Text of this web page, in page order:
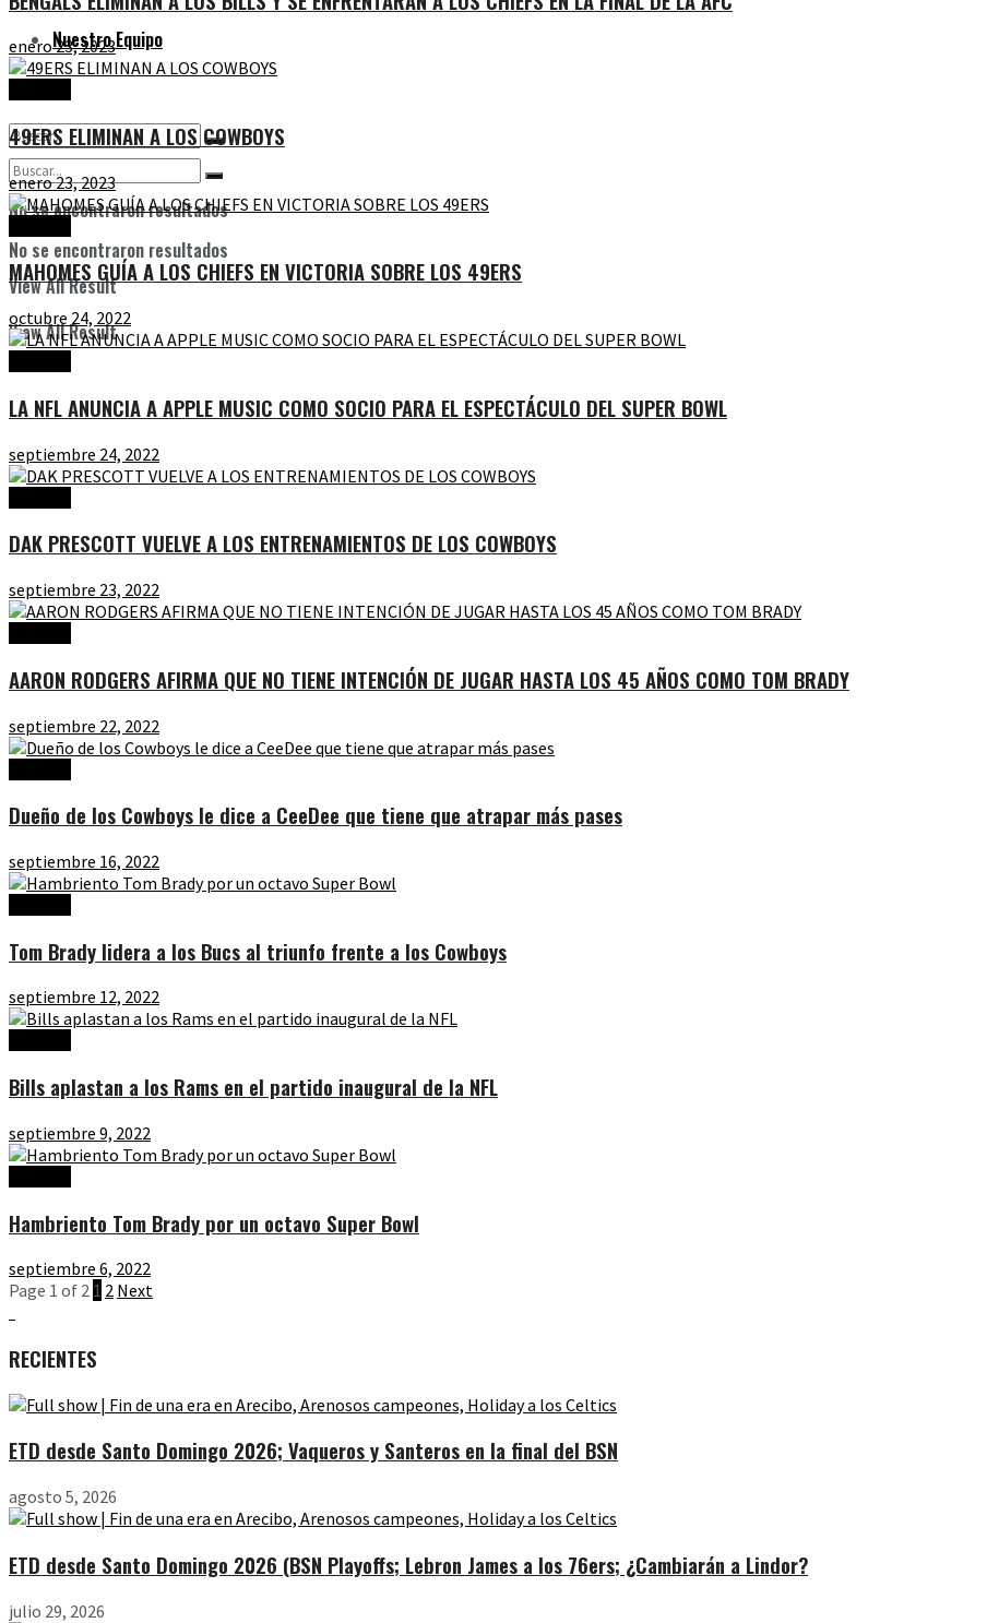
No se encontraron resultados
View All Result
Nuestro Equipo
No se encontraron resultados
View All Result
enero 23, 2023
49ERS ELIMINAN A LOS COWBOYS
enero 23, 2023
MAHOMES GUÍA A LOS CHIEFS EN VICTORIA SOBRE LOS 49ERS
octubre 24, 2022
LA NFL ANUNCIA A APPLE MUSIC COMO SOCIO PARA EL ESPECTÁCULO DEL SUPER BOWL
septiembre 24, 2022
DAK PRESCOTT VUELVE A LOS ENTRENAMIENTOS DE LOS COWBOYS
septiembre 23, 2022
AARON RODGERS AFIRMA QUE NO TIENE INTENCIÓN DE JUGAR HASTA LOS 45 AÑOS COMO TOM BRADY
septiembre 22, 2022
Dueño de los Cowboys le dice a CeeDee que tiene que atrapar más pases
septiembre 16, 2022
Tom Brady lidera a los Bucs al triunfo frente a los Cowboys
septiembre 12, 2022
Bills aplastan a los Rams en el partido inaugural de la NFL
septiembre 9, 2022
Hambriento Tom Brady por un octavo Super Bowl
septiembre 6, 2022
Page 1 of 2 1 2 Next
RECIENTES
ETD desde Santo Domingo 2026; Vaqueros y Santeros en la final del BSN
agosto 5, 2026
ETD desde Santo Domingo 2026 (BSN Playoffs; Lebron James a los 76ers; ¿Cambiarán a Lindor?
julio 29, 2026